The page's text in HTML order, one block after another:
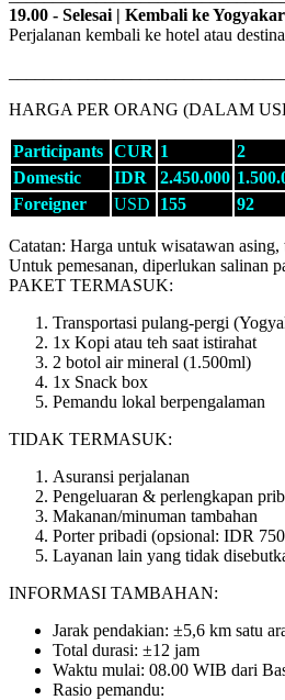
19.00 - Selesai | Kembali ke
Perjalanan kembali ke hotel atau
HARGA PER ORANG (DALAM
Participants CUR 1 2
Domestic
IDR 2.450.000
Foreigner
USD 155 92
Catatan: Harga untuk wisatawan
Untuk pemesanan, diperlukan salinan
PAKET TERMASUK:
Transportasi pulang-pergi
1x Kopi atau teh saat istirahat
2 botol air mineral (1.500ml)
1x Snack box
Pemandu lokal berpengalaman
TIDAK TERMASUK:
Asuransi perjalanan
Pengeluaran & perlengkapan
Makanan/minuman tambahan
Porter pribadi (opsional: IDR
Layanan lain yang tidak
INFORMASI TAMBAHAN:
Jarak pendakian: ±5,6 km satu
Total durasi: ±12 jam
Waktu mulai: 08.00 WIB dari
Rasio pemandu: